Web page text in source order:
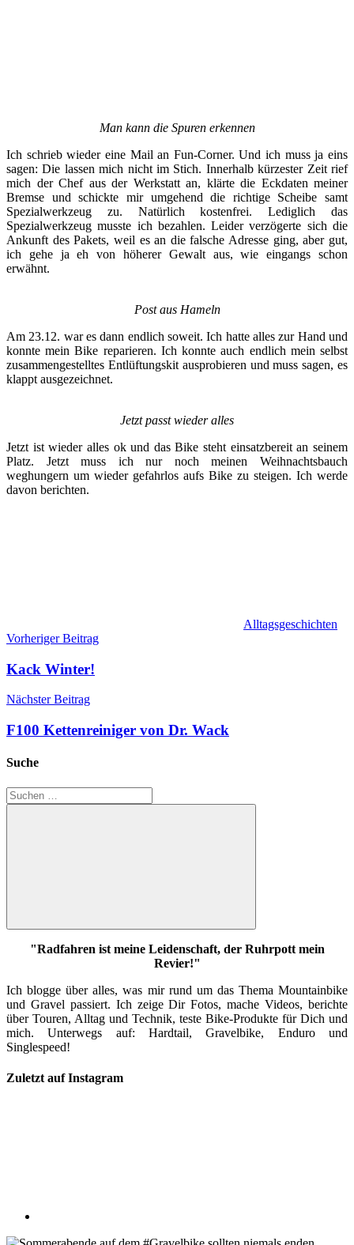
Man kann die Spuren erkennen
Ich schrieb wieder eine Mail an Fun-Corner. Und ich muss ja eins
sagen: Die lassen mich nicht im Stich. Innerhalb kürzester Zeit rief
mich der Chef aus der Werkstatt an, klärte die Eckdaten meiner
Bremse und schickte mir umgehend die richtige Scheibe samt
Spezialwerkzeug zu. Natürlich kostenfrei. Lediglich das
Spezialwerkzeug musste ich bezahlen. Leider verzögerte sich die
Ankunft des Pakets, weil es an die falsche Adresse ging, aber gut,
ich gehe ja eh von höherer Gewalt aus, wie eingangs schon
erwähnt.
Post aus Hameln
Am 23.12. war es dann endlich soweit. Ich hatte alles zur Hand und
konnte mein Bike reparieren. Ich konnte auch endlich mein selbst
zusammengestelltes Entlüftungskit ausprobieren und muss sagen, es
klappt ausgezeichnet.
Jetzt passt wieder alles
Jetzt ist wieder alles ok und das Bike steht einsatzbereit an seinem
Platz. Jetzt muss ich nur noch meinen Weihnachtsbauch
weghungern um wieder gefahrlos aufs Bike zu steigen. Ich werde
davon berichten.
Alltagsgeschichten
Beitragsnavigation
Vorheriger Beitrag
Kack Winter!
Nächster Beitrag
F100 Kettenreiniger von Dr. Wack
Suche
Suchen
nach:
Suchen
"Radfahren ist meine Leidenschaft, der Ruhrpott mein
Revier!"
Ich blogge über alles, was mir rund um das Thema Mountainbike
und Gravel passiert. Ich zeige Dir Fotos, mache Videos, berichte
über Touren, Alltag und Technik, teste Bike-Produkte für Dich und
mich. Unterwegs auf: Hardtail, Gravelbike, Enduro und
Singlespeed!
Zuletzt auf Instagram